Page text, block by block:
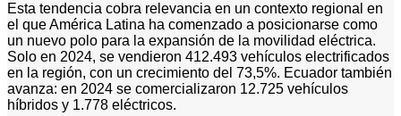
Esta tendencia cobra relevancia en un contexto regional en
el que América Latina ha comenzado a posicionarse como
un nuevo polo para la expansión de la movilidad eléctrica.
Solo en 2024, se vendieron 412.493 vehículos electrificados
en la región, con un crecimiento del 73,5%. Ecuador también
avanza: en 2024 se comercializaron 12.725 vehículos
híbridos y 1.778 eléctricos.